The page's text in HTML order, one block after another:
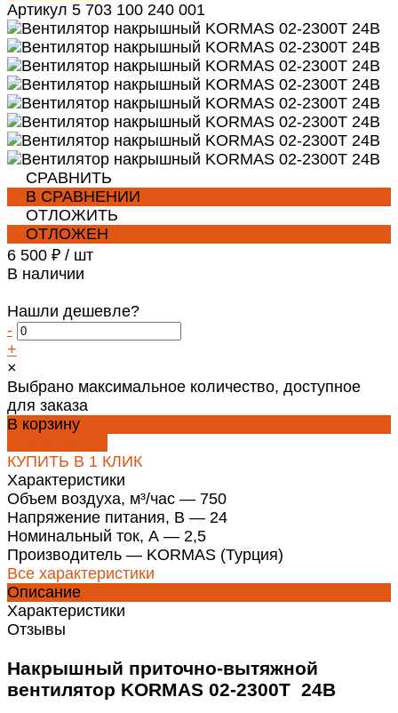
Артикул 5 703 100 240 001
СРАВНИТЬ
В СРАВНЕНИИ
ОТЛОЖИТЬ
ОТЛОЖЕН
6 500 ₽ / шт
В наличии
Нашли дешевле?
-
+
×
Выбрано максимальное количество, доступное
для заказа
В корзину
КУПИТЬ В 1 КЛИК
Характеристики
Объем воздуха, м³/час — 750
Напряжение питания, В — 24
Номинальный ток, А — 2,5
Производитель — KORMAS (Турция)
Все характеристики
Описание
Характеристики
Отзывы
Накрышный приточно-вытяжной
вентилятор KORMAS 02-2300T 24В